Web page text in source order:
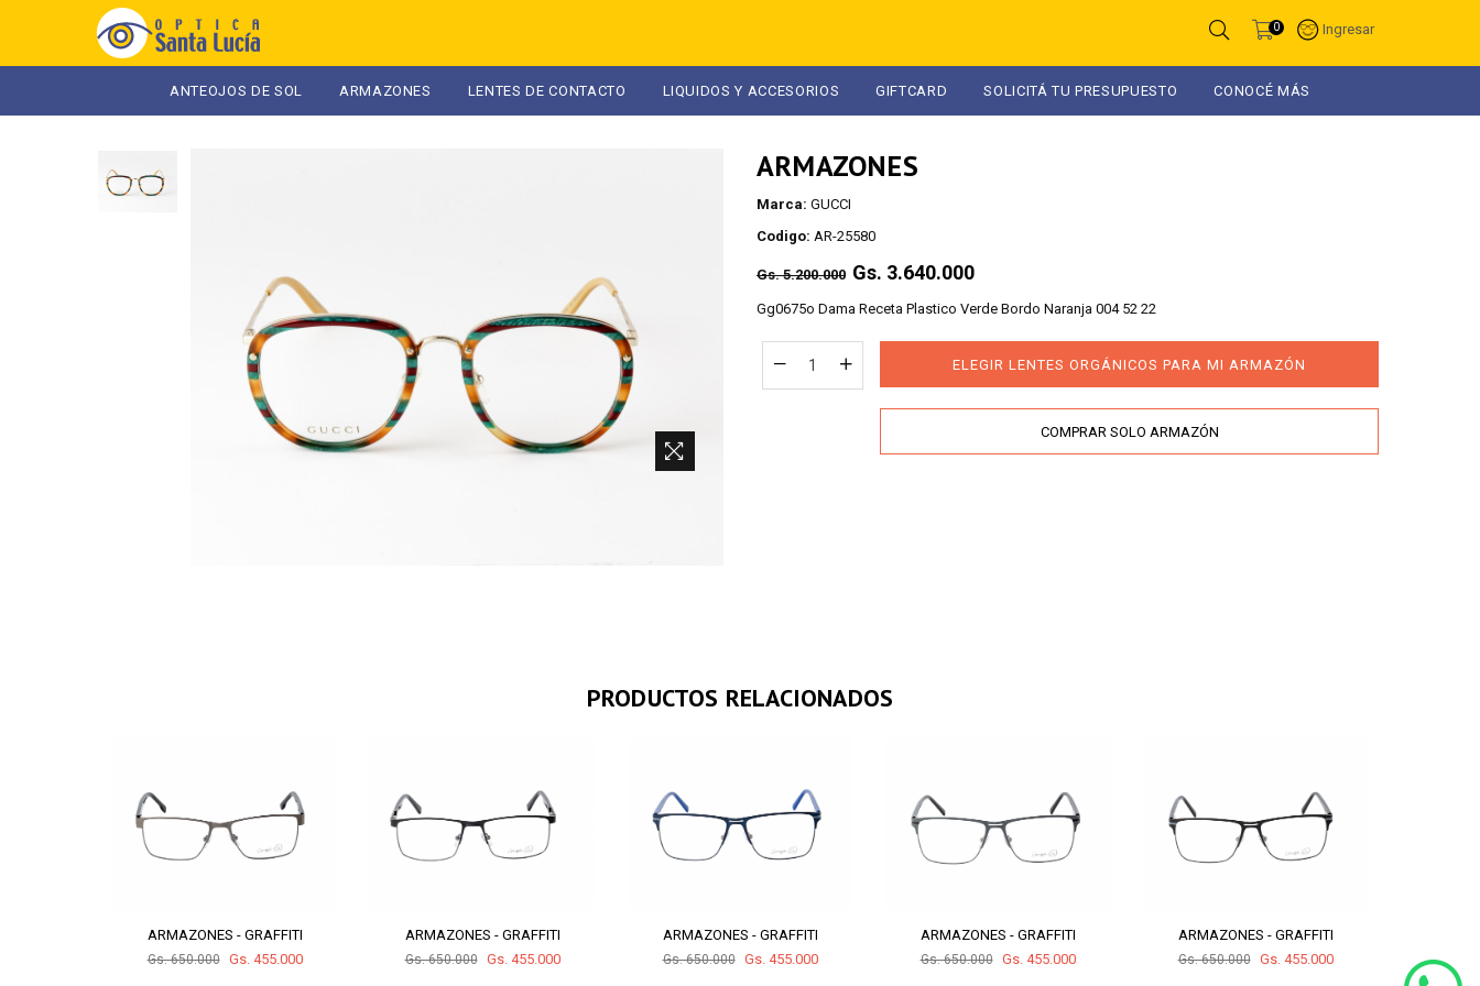
0 Ingresar
ANTEOJOS DE SOL ARMAZONES LENTES DE CONTACTO LIQUIDOS Y ACCESORIOS GIFTCARD SOLICITÁ TU PRESUPUESTO CONOCÉ MÁS
ARMAZONES
Marca: GUCCI
Codigo: AR-25580
Regular
Gs. 5.200.000 Gs. 3.640.000
Gg0675o Dama Receta Plastico Verde Bordo Naranja 004 52 22
ELEGIR LENTES ORGÁNICOS PARA MI ARMAZÓN
COMPRAR SOLO ARMAZÓN
PRODUCTOS RELACIONADOS
ARMAZONES - GRAFFITI
Gs. 650.000 Gs. 455.000
ARMAZONES - GRAFFITI
Gs. 650.000 Gs. 455.000
ARMAZONES - GRAFFITI
Gs. 650.000 Gs. 455.000
ARMAZONES - GRAFFITI
Gs. 650.000 Gs. 455.000
ARMAZONES - GRAFFITI
Gs. 650.000 Gs. 455.000 Gs.